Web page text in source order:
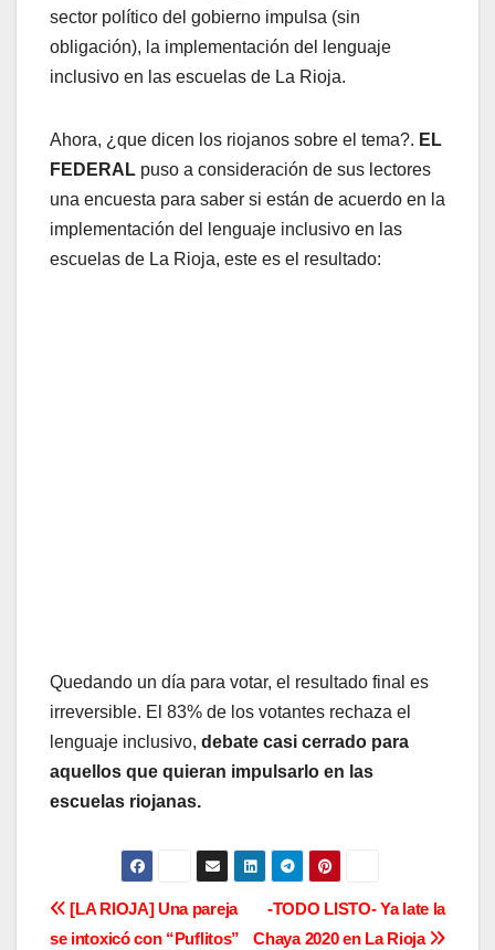
sector político del gobierno impulsa (sin
obligación), la implementación del lenguaje
inclusivo en las escuelas de La Rioja.
Ahora, ¿que dicen los riojanos sobre el tema?. EL
FEDERAL puso a consideración de sus lectores
una encuesta para saber si están de acuerdo en la
implementación del lenguaje inclusivo en las
escuelas de La Rioja, este es el resultado:
Quedando un día para votar, el resultado final es
irreversible. El 83% de los votantes rechaza el
lenguaje inclusivo, debate casi cerrado para
aquellos que quieran impulsarlo en las
escuelas riojanas.
N
-TODO LISTO- Ya late la
Chaya 2020 en La Rioja
[LA RIOJA] Una pareja
se intoxicó con “Puflitos”